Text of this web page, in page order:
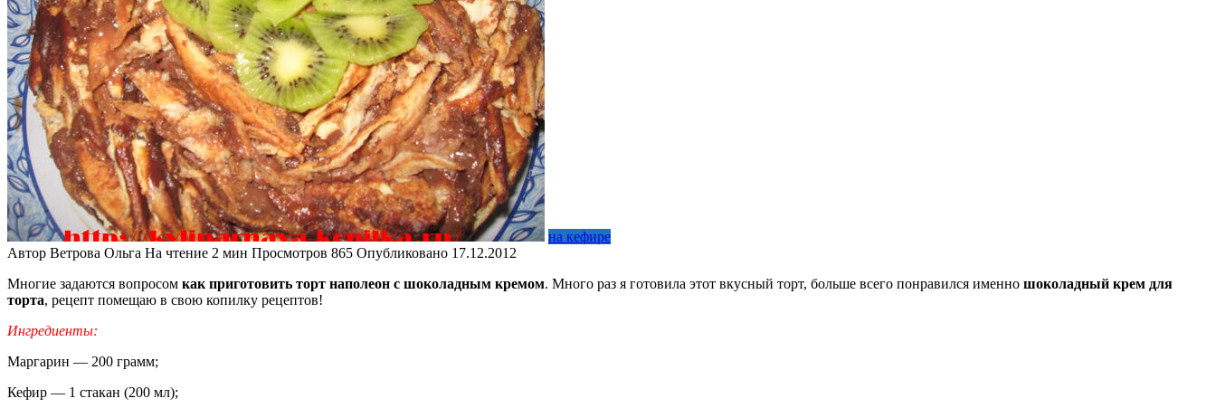
на кефире
Автор Ветрова Ольга На чтение 2 мин Просмотров 865 Опубликовано 17.12.2012
Многие задаются вопросом как приготовить торт наполеон c шоколадным кремом. Много раз я готовила этот вкусный торт, больше всего понравился именно шоколадный крем для
торта, рецепт помещаю в свою копилку рецептов!
Ингредиенты:
Маргарин — 200 грамм;
Кефир — 1 стакан (200 мл);